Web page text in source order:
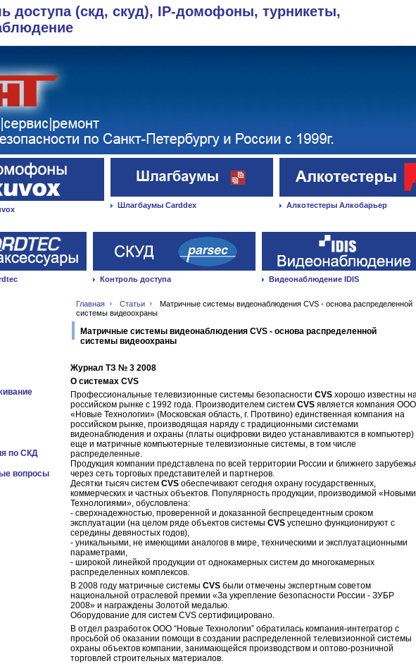
доступа (скд, скуд), IP-домофоны, турникеты,
Шлагбаумы Carddex Алкотестеры Алкобарьер
Контроль доступа Видеонаблюдение IDIS
Главная Статьи
Матричные системы видеонаблюдения CVS - основа распределенной
системы видеоохраны
по СКД
вопросы
Матричные системы видеонаблюдения CVS - основа распределенной
системы видеоохраны
Журнал ТЗ № 3 2008
О системах CVS
Профессиональные телевизионные системы безопасности CVS хорошо известны
российском рынке с 1992 года. Производителем систем CVS является компания ООО
«Новые Технологии» (Московская область, г. Протвино) единственная компания на
российском рынке, производящая наряду с традиционными системами
видеонаблюдения и охраны (платы оцифровки видео устанавливаются в компьютер)
еще и матричные компьютерные телевизионные системы, в том числе
распределенные.
Продукция компании представлена по всей территории России и ближнего
через сеть торговых представителей и партнеров.
Десятки тысяч систем CVS обеспечивают сегодня охрану государственных,
коммерческих и частных объектов. Популярность продукции, производимой «Новыми
Технологиями», обусловлена:
- сверхнадежностью, проверенной и доказанной беспрецедентным сроком
эксплуатации (на целом ряде объектов системы CVS успешно функционируют с
середины девяностых годов),
- уникальными, не имеющими аналогов в мире, техническими и эксплуатационными
параметрами,
- широкой линейкой продукции от однокамерных систем до многокамерных
распределенных комплексов.
В 2008 году матричные системы CVS были отмечены экспертным советом
национальной отраслевой премии «За укрепление безопасности России - ЗУБР
2008» и награждены Золотой медалью.
Оборудование для систем CVS сертифицировано.
В отдел разработок ООО “Новые Технологии” обратилась компания-интегратор с
просьбой об оказании помощи в создании распределенной телевизионной системы
охраны объектов компании, занимающейся производством и оптово-розничной
торговлей строительных материалов.